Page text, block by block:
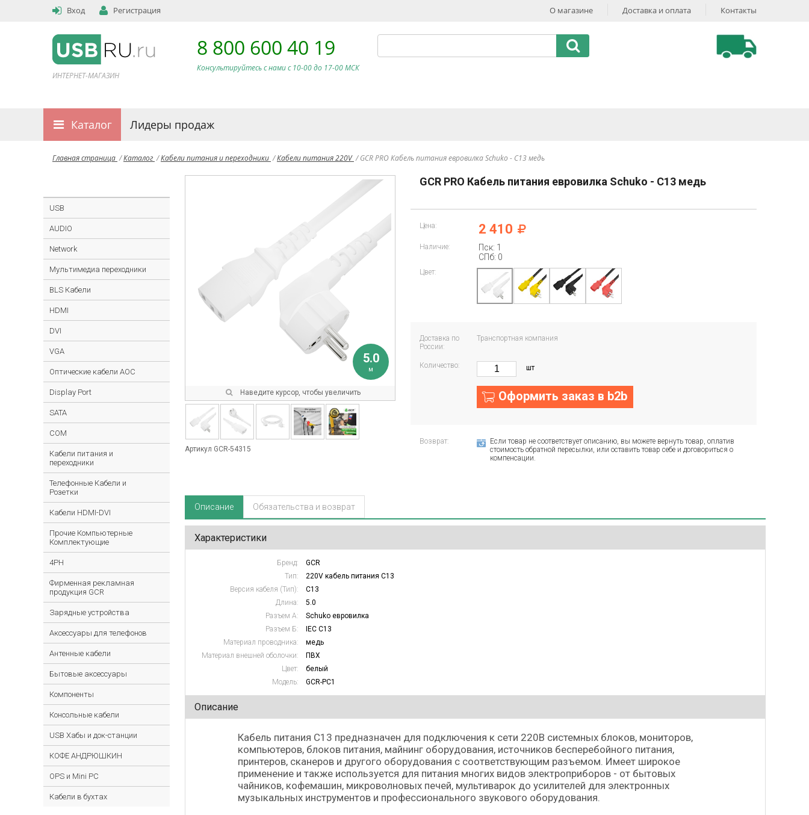
Вход Регистрация О магазине Доставка и оплата Контакты
ИНТЕРНЕТ-МАГАЗИН
8 800 600 40 19
Консультируйтесь с нами c 10-00 до 17-00 МСК
Каталог Лидеры продаж
Главная страница /Каталог /Кабели питания и переходники /Кабели питания 220V / GCR PRO Кабель питания евровилка Schuko - С13 медь
USB
AUDIO
Network
Мультимедиа переходники
BLS Кабели
HDMI
DVI
VGA
Оптические кабели AOC
Display Port
SATA
COM
Кабели питания и
переходники
Телефонные Кабели и
Розетки
Кабели HDMI-DVI
Прочие Компьютерные
Комплектующие
4PH
Фирменная рекламная
продукция GCR
Зарядные устройства
Аксессуары для телефонов
Антенные кабели
Бытовые аксессуары
Компоненты
Консольные кабели
USB Хабы и док-станции
КОФЕ АНДРЮШКИН
OPS и Mini PC
Кабели в бухтах
5.0
м
Наведите курсор, чтобы увеличить
Артикул GCR-54315
GCR PRO Кабель питания евровилка Schuko - С13 медь
Цена: 2 410
Наличие:
Пск: 1
СПб: 0
Цвет:
Доставка по
России:
Транспортная компания
Количество: шт
Оформить заказ в b2b
Возврат:
Если товар не соответствует описанию, вы можете вернуть товар, оплатив
стоимость обратной пересылки, или оставить товар себе и договориться о
компенсации.
Описание Обязательства и возврат
Характеристики
Бренд:
GCR
Тип:
220V кабель питания C13
Версия кабеля (Тип):
C13
Длина:
5.0
Разъем А:
Schuko евровилка
Разъем Б:
IEC C13
Материал проводника:
медь
Материал внешней оболочки:
ПВХ
Цвет:
белый
Модель:
GCR-PC1
Описание
Кабель питания С13 предназначен для подключения к сети 220В системных блоков, мониторов,
компьютеров, блоков питания, майнинг оборудования, источников бесперебойного питания,
принтеров, сканеров и другого оборудования с соответствующим разъемом. Имеет широкое
применение и также используется для питания многих видов электроприборов - от бытовых
чайников, кофемашин, микроволновых печей, мультиварок до усилителей для электронных
музыкальных инструментов и профессионального звукового оборудования.